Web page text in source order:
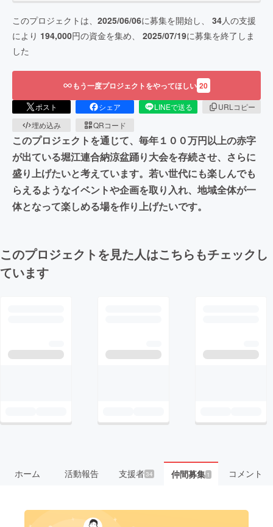
このプロジェクトは、 2025/06/06に募集を開始し、 34人の支援
により 194,000円の資金を集め、 2025/07/19に募集を終了しま
した
もう一度プロジェクトをやってほしい 20
ポスト シェア LINEで送る
URLコピー
埋め込み
QRコード
このプロジェクトを通じて、毎年１００万円以上の赤字
が出ている堀江連合納涼盆踊り大会を存続させ、さらに
盛り上げたいと考えています。若い世代にも楽しんでも
らえるようなイベントや企画を取り入れ、地域全体が一
体となって楽しめる場を作り上げたいです。
このプロジェクトを見た人はこちらもチェックし
ています
ホーム 活動報告 支援者34 仲間募集 1 コメント